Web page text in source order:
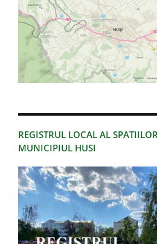
REGISTRUL LOCAL AL
MUNICIPIUL HUSI